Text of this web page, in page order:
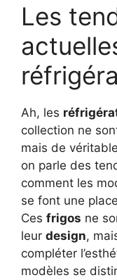
Les
Ah, les
collection ne
mais de
on parle des
comment les
se font une
Ces frigos ne
leur design,
compléter
modèles se